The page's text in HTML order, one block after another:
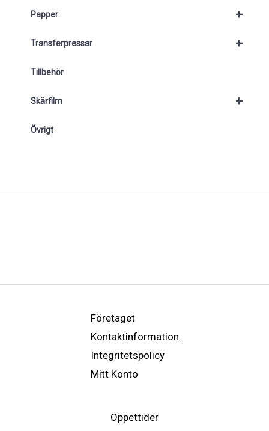
+
Papper
+
Transferpressar
Tillbehör
+
Skärfilm
Övrigt
Företaget
Kontaktinformation
Integritetspolicy
Mitt Konto
Öppettider